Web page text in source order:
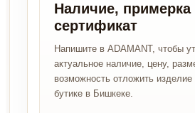
Наличие, примерка
сертификат
Напишите в ADAMANT, чтобы
актуальное наличие, цену,
возможность отложить
бутике в Бишкеке.